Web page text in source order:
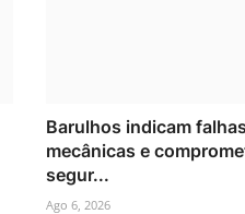
Barulhos indicam falhas
mecânicas e
segur...
Ago 6, 2026